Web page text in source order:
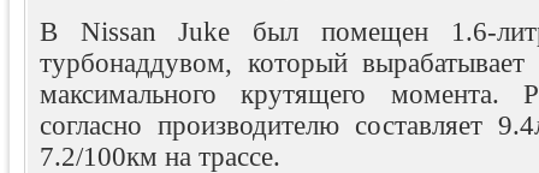
В Nissan Juke был помещен 1.6-
турбонаддувом, который
максимального крутящего момента.
согласно производителю составляет
7.2/100км на трассе.